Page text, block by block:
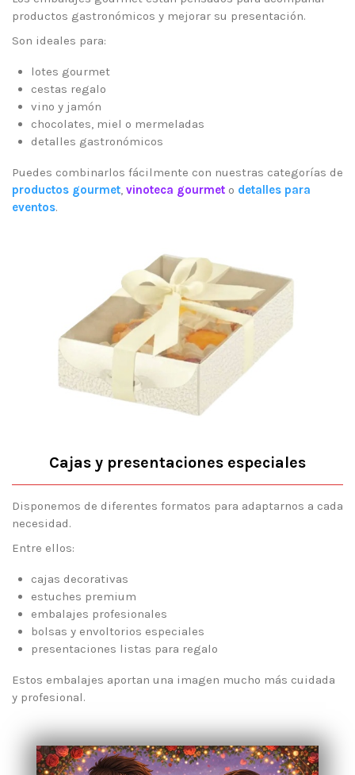
productos gastronómicos y mejorar su presentación.
Son ideales para:
lotes gourmet
cestas regalo
vino y jamón
chocolates, miel o mermeladas
detalles gastronómicos
Puedes combinarlos fácilmente con nuestras categorías de
productos gourmet, vinoteca gourmet o detalles para
eventos.
Cajas y presentaciones especiales
Disponemos de diferentes formatos para adaptarnos a cada
necesidad.
Entre ellos:
cajas decorativas
estuches premium
embalajes profesionales
bolsas y envoltorios especiales
presentaciones listas para regalo
Estos embalajes aportan una imagen mucho más cuidada
y profesional.